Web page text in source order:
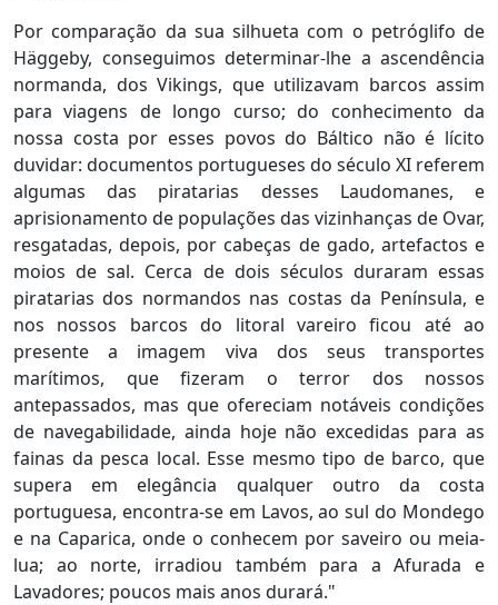
Por comparação da sua silhueta com o petróglifo de
Häggeby, conseguimos determinar-lhe a ascendência
normanda, dos Vikings, que utilizavam barcos assim
para viagens de longo curso; do conhecimento da
nossa costa por esses povos do Báltico não é lícito
duvidar: documentos portugueses do século XI referem
algumas das piratarias desses Laudomanes, e
aprisionamento de populações das vizinhanças de Ovar,
resgatadas, depois, por cabeças de gado, artefactos e
moios de sal. Cerca de dois séculos duraram essas
piratarias dos normandos nas costas da Península, e
nos nossos barcos do litoral vareiro ficou até ao
presente a imagem viva dos seus transportes
marítimos, que fizeram o terror dos nossos
antepassados, mas que ofereciam notáveis condições
de navegabilidade, ainda hoje não excedidas para as
fainas da pesca local. Esse mesmo tipo de barco, que
supera em elegância qualquer outro da costa
portuguesa, encontra-se em Lavos, ao sul do Mondego
e na Caparica, onde o conhecem por saveiro ou meia-
lua; ao norte, irradiou também para a Afurada e
Lavadores; poucos mais anos durará."